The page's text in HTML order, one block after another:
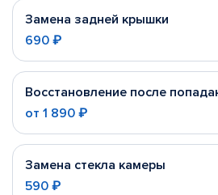
Замена задней крышки
690 ₽
Восстановление после
от 1 890 ₽
Замена стекла камеры
590 ₽